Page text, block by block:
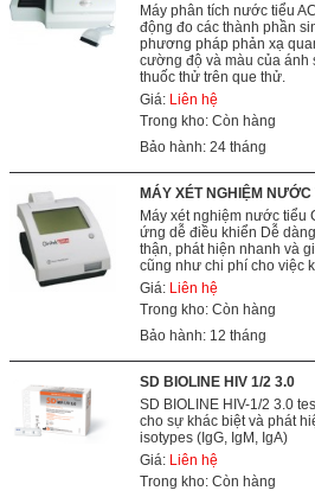
Máy phân tích nước tiểu
động đo các thành phần
phương pháp phản xạ
cường độ và màu của ánh
thuốc thử trên que thử.
Giá: Liên hệ
Trong kho: Còn hàng
Bảo hành: 24 tháng
MÁY XÉT NGHIỆM
Máy xét nghiệm nước tiểu
ứng dễ điều khiển Dễ
thận, phát hiện nhanh và
cũng như chi phí cho việc
Giá: Liên hệ
Trong kho: Còn hàng
Bảo hành: 12 tháng
SD BIOLINE HIV 1/2 3.0
SD BIOLINE HIV-1/2 3.0
cho sự khác biệt và phát
isotypes (IgG, IgM, IgA)
Giá: Liên hệ
Trong kho: Còn hàng